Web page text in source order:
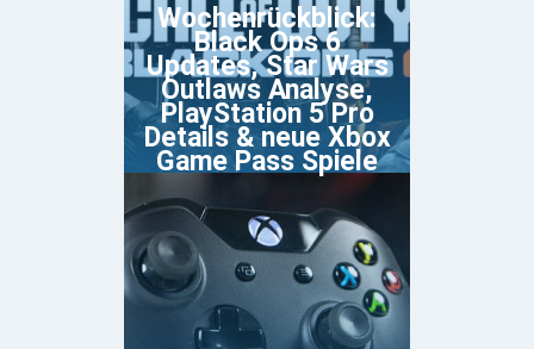
Wochenrückblick:
Black Ops 6
Updates, Star Wars
Outlaws Analyse,
PlayStation 5 Pro
Details & neue Xbox
Game Pass Spiele